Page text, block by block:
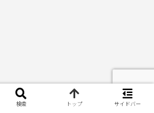
検索 トップ サイドバー